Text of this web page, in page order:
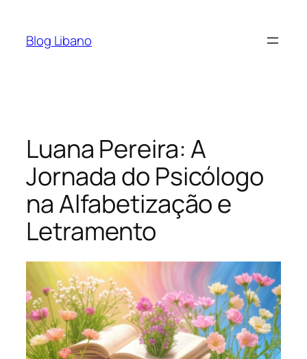
Blog Libano
Luana Pereira: A
Jornada do Psicólogo
na Alfabetização e
Letramento